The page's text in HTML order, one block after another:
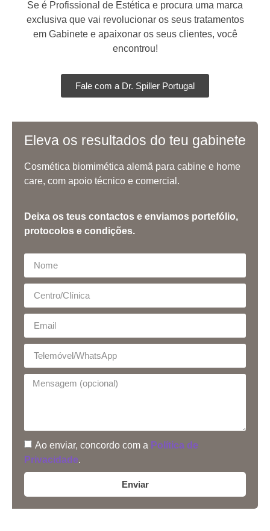
Se é Profissional de Estética e procura uma marca
exclusiva que vai revolucionar os seus tratamentos
em Gabinete e apaixonar os seus clientes, você
encontrou!
Fale com a Dr. Spiller Portugal
Eleva os resultados do teu gabinete
Cosmética biomimética alemã para cabine e home
care, com apoio técnico e comercial.
Deixa os teus contactos e enviamos portefólio,
protocolos e condições.
Ao enviar, concordo com a Política de
Privacidade.
Enviar